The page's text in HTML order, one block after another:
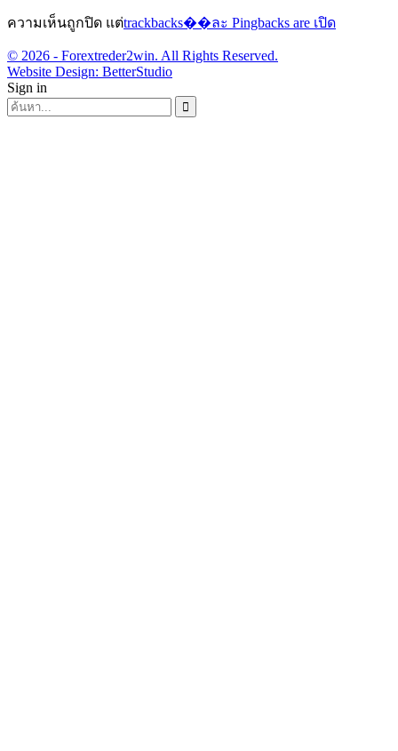
ความเห็นถูกปิด แต่trackbacks��ละ Pingbacks are เปิด
© 2026 - Forextreder2win. All Rights Reserved.
Website Design: BetterStudio
Sign in